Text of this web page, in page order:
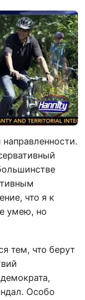
что я к
умею, но
тем, что берут
Особо